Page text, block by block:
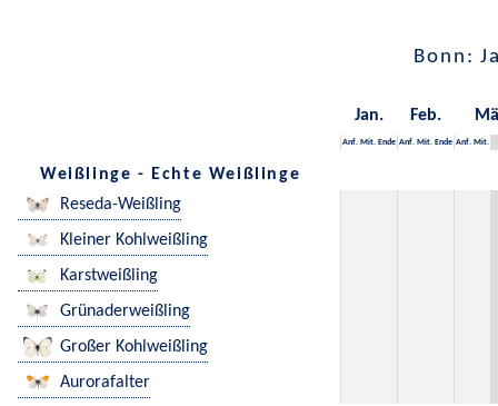
Bonn:
Jan. Feb.
Anf. Mit. Ende Anf. Mit. Ende Anf. Mit.
Weißlinge - Echte Weißlinge
Reseda-Weißling
Kleiner Kohlweißling
Karstweißling
Grünaderweißling
Großer Kohlweißling
Aurorafalter